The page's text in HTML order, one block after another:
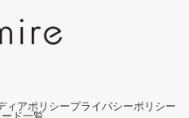
ィアポリシープライバシーポリシー